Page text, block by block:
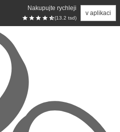
Nakupujte rychleji
(13.2 tsd)
v aplikaci